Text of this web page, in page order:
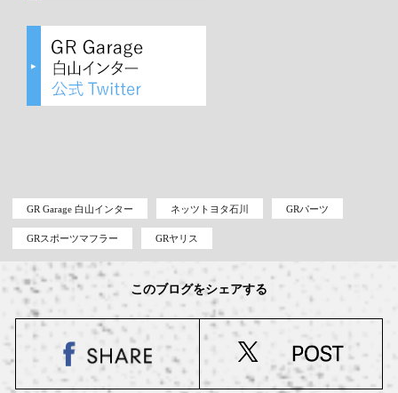
GR Garage 白山インター ネッツトヨタ石川 GRパーツ
GRスポーツマフラー GRヤリス
このブログをシェアする